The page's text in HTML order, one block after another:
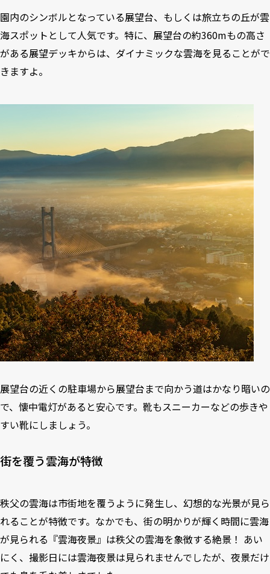
園内のシンボルとなっている展望台、もしくは旅立ちの丘が雲
海スポットとして人気です。特に、展望台の約360mもの高さ
がある展望デッキからは、ダイナミックな雲海を見ることがで
きますよ。
展望台の近くの駐車場から展望台まで向かう道はかなり暗いの
で、懐中電灯があると安心です。靴もスニーカーなどの歩きや
すい靴にしましょう。
街を覆う雲海が特徴
秩父の雲海は市街地を覆うように発生し、幻想的な光景が見ら
れることが特徴です。なかでも、街の明かりが輝く時間に雲海
が見られる『雲海夜景』は秩父の雲海を象徴する絶景！ あい
にく、撮影日には雲海夜景は見られませんでしたが、夜景だけ